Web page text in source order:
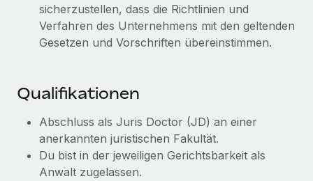
Mehr erfahren
Phiture ist der unumstrittene Marktführer im Bereich der
Wachstumsberatung für mobile Apps. Das...
Mehr erfahren
sicherzustellen, dass die Richtlinien und
Verfahren des Unternehmens mit den geltenden
Gesetzen und Vorschriften übereinstimmen.
Qualifikationen
Abschluss als Juris Doctor (JD) an einer
anerkannten juristischen Fakultät.
Du bist in der jeweiligen Gerichtsbarkeit als
Anwalt zugelassen.